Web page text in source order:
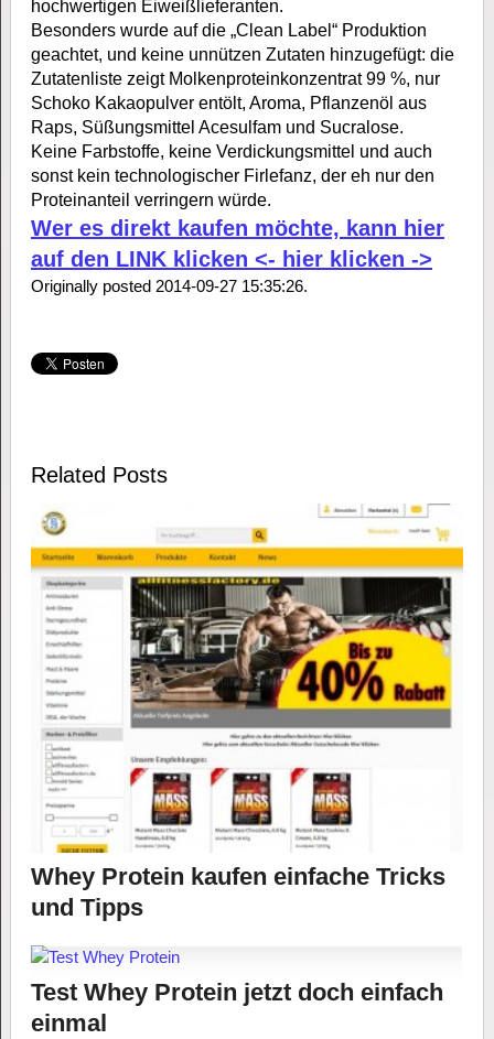
hochwertigen Eiweißlieferanten.
Besonders wurde auf die „Clean Label“ Produktion
geachtet, und keine unnützen Zutaten hinzugefügt: die
Zutatenliste zeigt Molkenproteinkonzentrat 99 %, nur
Schoko Kakaopulver entölt, Aroma, Pflanzenöl aus
Raps, Süßungsmittel Acesulfam und Sucralose.
Keine Farbstoffe, keine Verdickungsmittel und auch
sonst kein technologischer Firlefanz, der eh nur den
Proteinanteil verringern würde.
Wer es direkt kaufen möchte, kann hier
auf den LINK klicken <- hier klicken ->
Originally posted 2014-09-27 15:35:26.
Related Posts
Whey Protein kaufen einfache Tricks
und Tipps
Test Whey Protein jetzt doch einfach
einmal